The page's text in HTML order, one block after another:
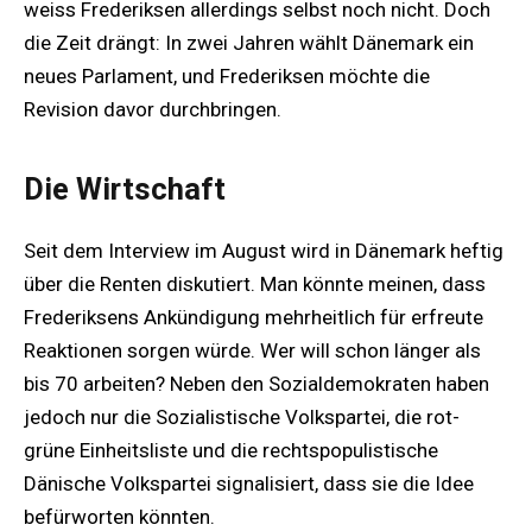
weiss Frederiksen allerdings selbst noch nicht. Doch
die Zeit drängt: In zwei Jahren wählt Dänemark ein
neues Parlament, und Frederiksen möchte die
Revision davor durchbringen.
Die Wirtschaft
Seit dem Interview im August wird in Dänemark heftig
über die Renten diskutiert. Man könnte meinen, dass
Frederiksens Ankündigung mehrheitlich für erfreute
Reaktionen sorgen würde. Wer will schon länger als
bis 70 arbeiten? Neben den Sozialdemokraten haben
jedoch nur die Sozialistische Volkspartei, die rot-
grüne Einheitsliste und die rechtspopulistische
Dänische Volkspartei signalisiert, dass sie die Idee
befürworten könnten.